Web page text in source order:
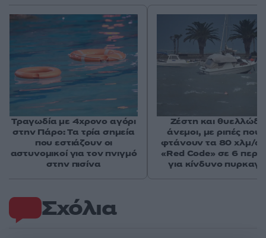
Σχόλια
Τραγωδία με 4χρονο αγόρι
στην Πάρο: Τα τρία σημεία
που εστιάζουν οι
αστυνομικοί για τον πνιγμό
στην πισίνα
Ζέστη και
άνεμοι, με ριπές που
φτάνουν τα 80 χλμ/
«Red Code» σε 6
για κίνδυνο